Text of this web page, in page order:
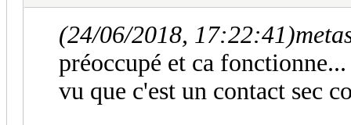
(24/06/2018, 17:22:41)
préoccupé et ca fonctionne...
vu que c'est un contact sec